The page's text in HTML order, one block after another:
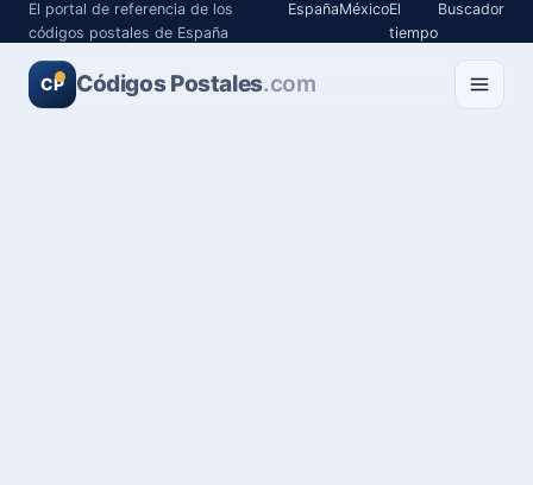
El portal de referencia de los
códigos postales de España
EspañaMéxicoEl
tiempo
Buscador
CP Códigos Postales.com